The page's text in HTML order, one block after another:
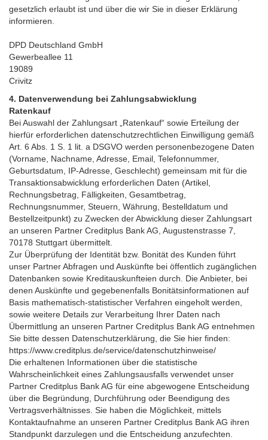
gesetzlich erlaubt ist und über die wir Sie in dieser Erklärung
informieren.
DPD Deutschland GmbH
Gewerbeallee 11
19089
Crivitz
4. Datenverwendung bei Zahlungsabwicklung
Ratenkauf
Bei Auswahl der Zahlungsart „Ratenkauf“ sowie Erteilung der
hierfür erforderlichen datenschutzrechtlichen Einwilligung gemäß
Art. 6 Abs. 1 S. 1 lit. a DSGVO werden personenbezogene Daten
(Vorname, Nachname, Adresse, Email, Telefonnummer,
Geburtsdatum, IP-Adresse, Geschlecht) gemeinsam mit für die
Transaktionsabwicklung erforderlichen Daten (Artikel,
Rechnungsbetrag, Fälligkeiten, Gesamtbetrag,
Rechnungsnummer, Steuern, Währung, Bestelldatum und
Bestellzeitpunkt) zu Zwecken der Abwicklung dieser Zahlungsart
an unseren Partner Creditplus Bank AG, Augustenstrasse 7,
70178 Stuttgart übermittelt.
Zur Überprüfung der Identität bzw. Bonität des Kunden führt
unser Partner Abfragen und Auskünfte bei öffentlich zugänglichen
Datenbanken sowie Kreditauskunfteien durch. Die Anbieter, bei
denen Auskünfte und gegebenenfalls Bonitätsinformationen auf
Basis mathematisch-statistischer Verfahren eingeholt werden,
sowie weitere Details zur Verarbeitung Ihrer Daten nach
Übermittlung an unseren Partner Creditplus Bank AG entnehmen
Sie bitte dessen Datenschutzerklärung, die Sie hier finden:
https://www.creditplus.de/service/datenschutzhinweise/
Die erhaltenen Informationen über die statistische
Wahrscheinlichkeit eines Zahlungsausfalls verwendet unser
Partner Creditplus Bank AG für eine abgewogene Entscheidung
über die Begründung, Durchführung oder Beendigung des
Vertragsverhältnisses. Sie haben die Möglichkeit, mittels
Kontaktaufnahme an unseren Partner Creditplus Bank AG ihren
Standpunkt darzulegen und die Entscheidung anzufechten.